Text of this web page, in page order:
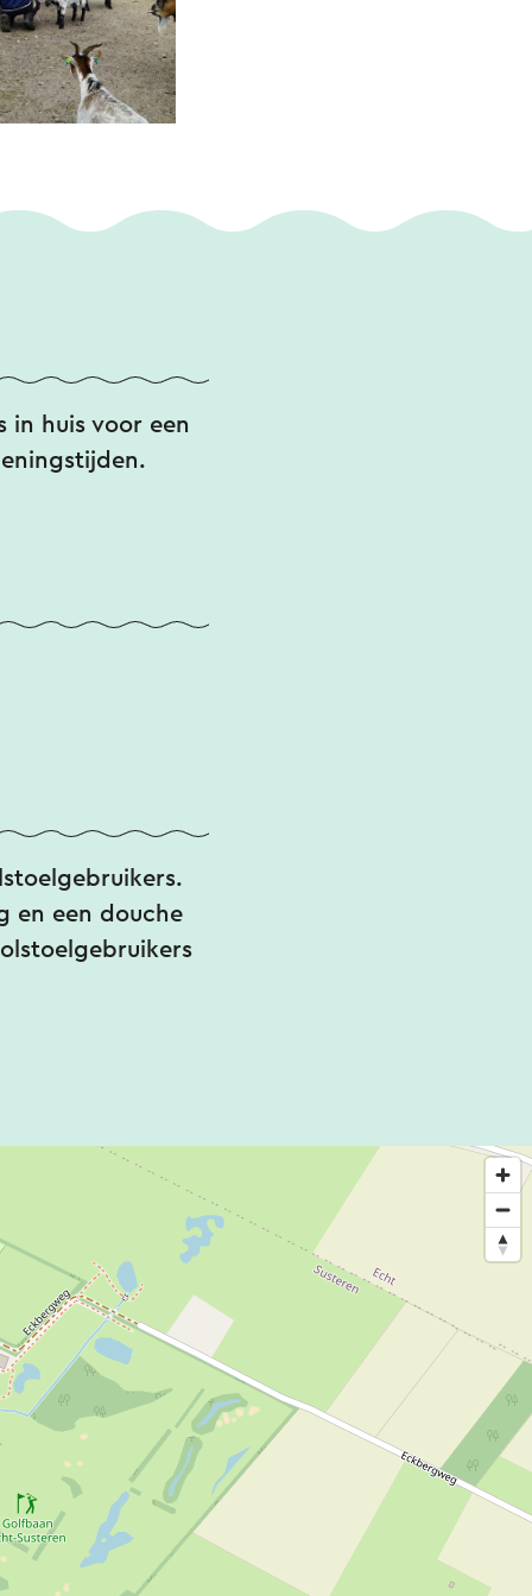
in huis voor een
en een douche